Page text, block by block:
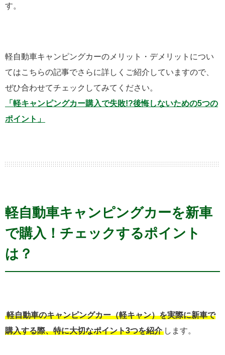
す。
軽自動車キャンピングカーのメリット・デメリットについ
てはこちらの記事でさらに詳しくご紹介していますので、
ぜひ合わせてチェックしてみてください。
「軽キャンピングカー購入で失敗!?後悔しないための5つの
ポイント」
軽自動車キャンピングカーを新車
で購入！チェックするポイント
は？
軽自動車のキャンピングカー（軽キャン）を実際に新車で
購入する際、特に大切なポイント3つを紹介 します。